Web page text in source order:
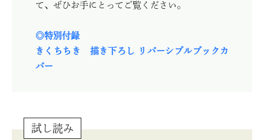
て、ぜひお手にとってご覧ください。
◎特別付録
きくちちき 描き下ろし リバーシブルブックカ
バー
試し読み